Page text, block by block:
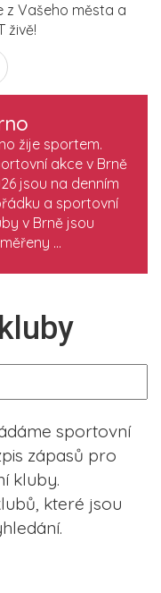
z Vašeho města a
živě!
žije sportem.
akce v Brně
jsou na denním
a sportovní
v Brně jsou
...
sportovní
zápasů pro
kluby.
které jsou